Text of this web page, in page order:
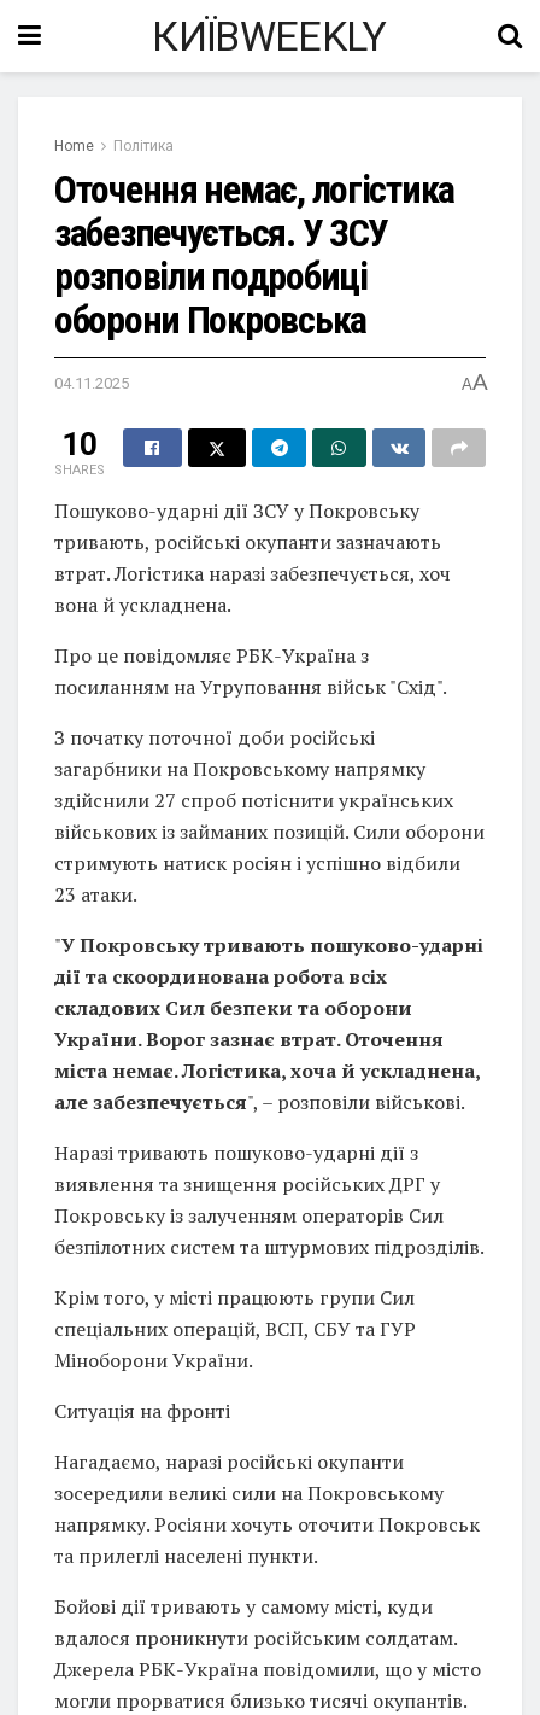
КИЇВWEEKLY
Home Політика
Оточення немає, логістика
забезпечується. У ЗСУ
розповіли подробиці
оборони Покровська
04.11.2025 AA
10
SHARES
Пошуково-ударні дії ЗСУ у Покровську
тривають, російські окупанти зазначають
втрат. Логістика наразі забезпечується, хоч
вона й ускладнена.
Про це повідомляє РБК-Україна з
посиланням на Угруповання військ "Схід".
З початку поточної доби російські
загарбники на Покровському напрямку
здійснили 27 спроб потіснити українських
військових із займаних позицій. Сили оборони
стримують натиск росіян і успішно відбили
23 атаки.
"У Покровську тривають пошуково-ударні
дії та скоординована робота всіх
складових Сил безпеки та оборони
України. Ворог зазнає втрат. Оточення
міста немає. Логістика, хоча й ускладнена,
але забезпечується", – розповіли військові.
Наразі тривають пошуково-ударні дії з
виявлення та знищення російських ДРГ у
Покровську із залученням операторів Сил
безпілотних систем та штурмових підрозділів.
Крім того, у місті працюють групи Сил
спеціальних операцій, ВСП, СБУ та ГУР
Міноборони України.
Ситуація на фронті
Нагадаємо, наразі російські окупанти
зосередили великі сили на Покровському
напрямку. Росіяни хочуть оточити Покровськ
та прилеглі населені пункти.
Бойові дії тривають у самому місті, куди
вдалося проникнути російським солдатам.
Джерела РБК-Україна повідомили, що у місто
могли прорватися близько тисячі окупантів.